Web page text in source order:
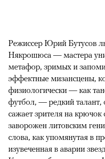
Режиссер Юрий Бутусов
Някрошюса — мастера
метафор, зримых и
эффектные мизансцены,
физиологически — как
футбол, — редкий талант,
сажает зрителя на крючок
заворожен литовским
слова, как упомянутая в
изувеченная в аварии